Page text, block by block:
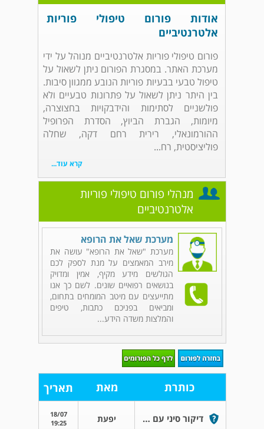
אודות פורום טיפולי פוריות
אלטרנטיביים
פורום טיפולי פוריות אלטרנטיביים מנוהל על ידי
מערכת האתר. במסגרת הפורום ניתן לשאול על
טיפול טבעי בבעיות פוריות הנובע ממגוון סיבות.
בין היתר ניתן לשאול על פתרונות טבעיים ולא
פולשניים לסתימות והידבקויות בחצוצרה,
מיומות, הגברת הביוץ, הסדרת הפרופיל
ההורמונאלי, רירית רחם דקה, שחלה
פוליציסטית, רח...
קרא עוד...
מנהלי פורום טיפולי פוריות
אלטרנטיביים
מערכת שאל את הרופא
מערכת "שאל את הרופא" עושה את
מירב המאמצים על מנת לספק לכם
הגולשים מידע מקיף, אמין ומדויק
בנושאים רפואיים שונים. לשם כך אנו
מתייעצים עם מיטב המומחים בתחום,
ומביאים בפניכם כתבות, טיפים
והמלצות משדה הידע...
כותרת מאת תאריך
דיקור סיני עם טיפולי פריון יפעת
18/07
19:25